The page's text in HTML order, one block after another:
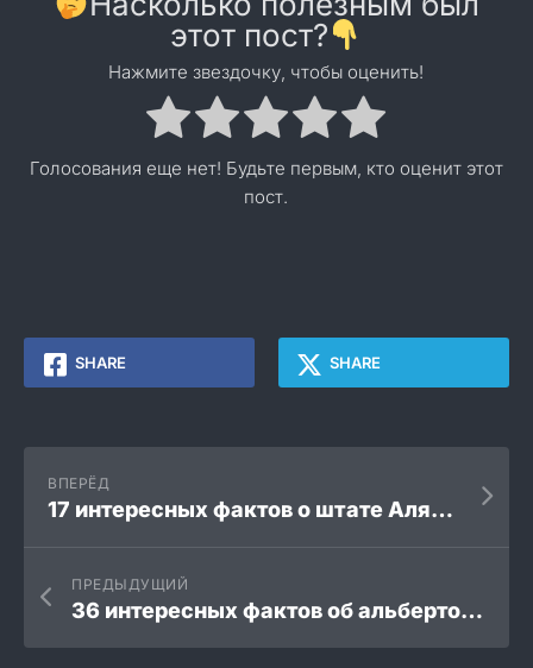
этот пост?
Нажмите звездочку, чтобы оценить!
Голосования еще нет! Будьте первым, кто оценит этот
пост.
SHARE SHARE
ВПЕРЁД
17 интересных фактов о штате Аляска
ПРЕДЫДУЩИЙ
36 интересных фактов об альбертозавре